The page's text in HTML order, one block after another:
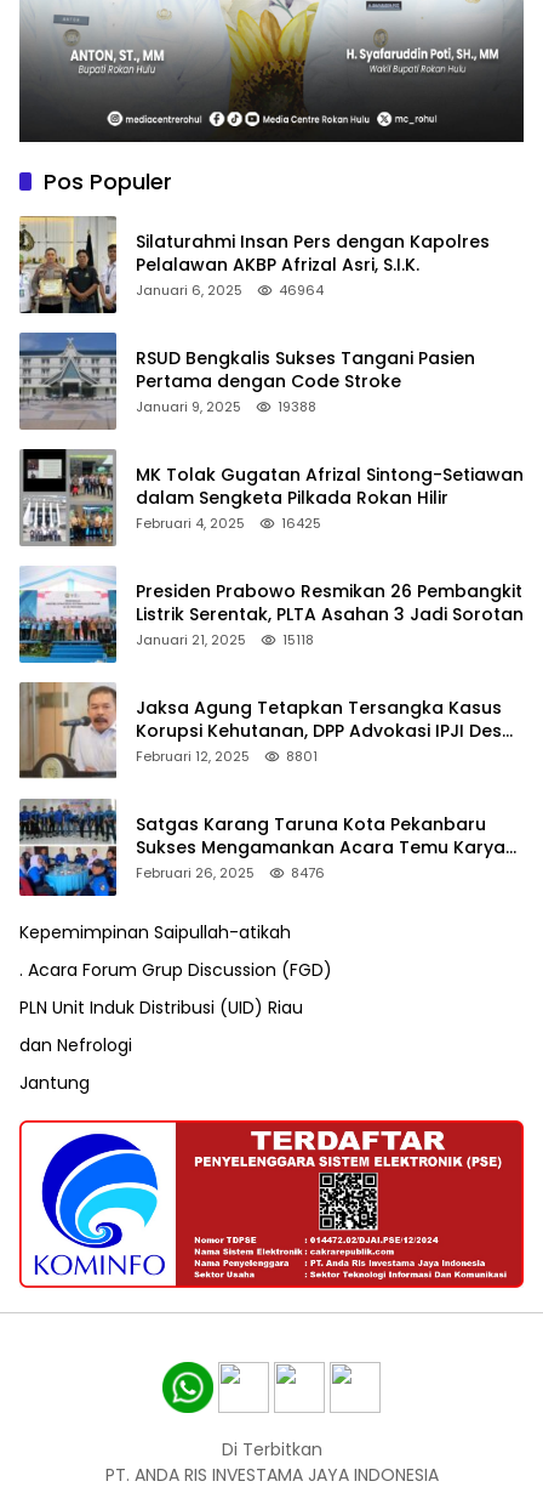
Pos Populer
Silaturahmi Insan Pers dengan Kapolres
Pelalawan AKBP Afrizal Asri, S.I.K.
Januari 6, 2025 46964
RSUD Bengkalis Sukses Tangani Pasien
Pertama dengan Code Stroke
Januari 9, 2025 19388
MK Tolak Gugatan Afrizal Sintong-Setiawan
dalam Sengketa Pilkada Rokan Hilir
Februari 4, 2025 16425
Presiden Prabowo Resmikan 26 Pembangkit
Listrik Serentak, PLTA Asahan 3 Jadi Sorotan
Januari 21, 2025 15118
Jaksa Agung Tetapkan Tersangka Kasus
Korupsi Kehutanan, DPP Advokasi IPJI Desak
Pengusutan Pajak RAPP
Februari 12, 2025 8801
Satgas Karang Taruna Kota Pekanbaru
Sukses Mengamankan Acara Temu Karya
VII Karang Taruna Pekanbaru
Februari 26, 2025 8476
Kepemimpinan Saipullah-atikah
. Acara Forum Grup Discussion (FGD)
PLN Unit Induk Distribusi (UID) Riau
dan Nefrologi
Jantung
Di Terbitkan
PT. ANDA RIS INVESTAMA JAYA INDONESIA